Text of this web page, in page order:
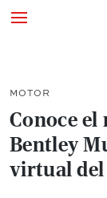
MOTOR
Conoce
Bentley
virtual del